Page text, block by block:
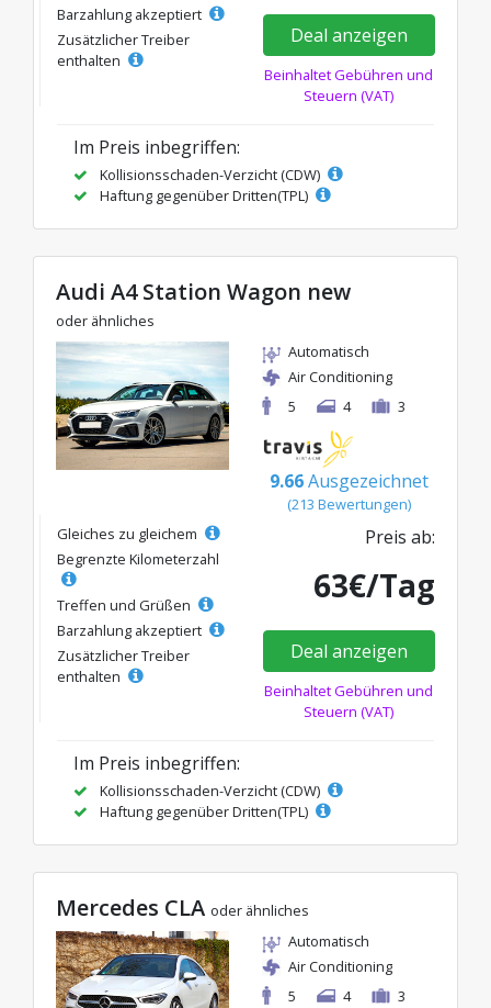
Barzahlung akzeptiert
Zusätzlicher Treiber
enthalten
Deal anzeigen
Beinhaltet Gebühren und
Steuern (VAT)
Im Preis inbegriffen:
Kollisionsschaden-Verzicht (CDW)
Haftung gegenüber Dritten(TPL)
Audi A4 Station Wagon new
oder ähnliches
Automatisch
Air Conditioning
5
4 3
9.66 Ausgezeichnet
(213 Bewertungen)
Gleiches zu gleichem
Begrenzte Kilometerzahl
Treffen und Grüßen
Barzahlung akzeptiert
Zusätzlicher Treiber
enthalten
Preis ab:
63€/Tag
Deal anzeigen
Beinhaltet Gebühren und
Steuern (VAT)
Im Preis inbegriffen:
Kollisionsschaden-Verzicht (CDW)
Haftung gegenüber Dritten(TPL)
Mercedes CLA oder ähnliches
Automatisch
Air Conditioning
5
4 3